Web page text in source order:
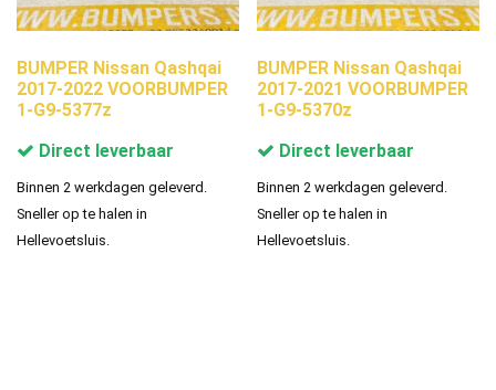
BUMPER Nissan Qashqai
2017-2022 VOORBUMPER
1-G9-5377z
Direct leverbaar
Binnen 2 werkdagen geleverd.
Sneller op te halen in
Hellevoetsluis.
BUMPER Nissan Qashqai
2017-2021 VOORBUMPER
1-G9-5370z
Direct leverbaar
Binnen 2 werkdagen geleverd.
Sneller op te halen in
Hellevoetsluis.